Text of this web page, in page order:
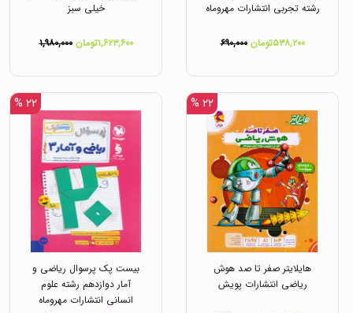
رشته تجربی انتشارات مهروماه
۵۳۸,۲۰۰تومان ۶۹۰,۰۰۰
خیلی سبز
۱,۶۲۳,۶۰۰تومان ۱,۹۸۰,۰۰۰
۲۲ %
هایلایتر صفر تا صد هوش
ریاضی انتشارات پویش
۲۲ %
بیست پک پرسوال ریاضی و
آمار دوازدهم رشته علوم
انسانی انتشارات مهروماه